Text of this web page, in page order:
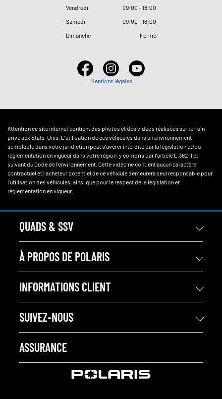
Vendredi
09:00 - 18:00
Samedi
09:00 - 18:00
Dimanche
Fermé
Mentions légales
Attention ce site internet contient des photos et des vidéos réalisées sur terrain
privé aux Etats-Unis. L'utilisation de ces véhicules dans un environnement
semblable dans votre juridiction peut s'avérer interdite par la législation et/ou
réglementation en vigueur dans votre région, y compris par l'article L.362-1 et
suivant du Code de l'environnement. Cette vidéo ne contient aucun caractère
contractuel et l'acheteur potentiel de ce véhicule demeurera seul responsable pour
l'utilisation des véhicules, ainsi que pour le respect de la législation et
réglementation en vigueur.
QUADS & SSV
À PROPOS DE POLARIS
INFORMATIONS CLIENT
SUIVEZ-NOUS
ASSURANCE